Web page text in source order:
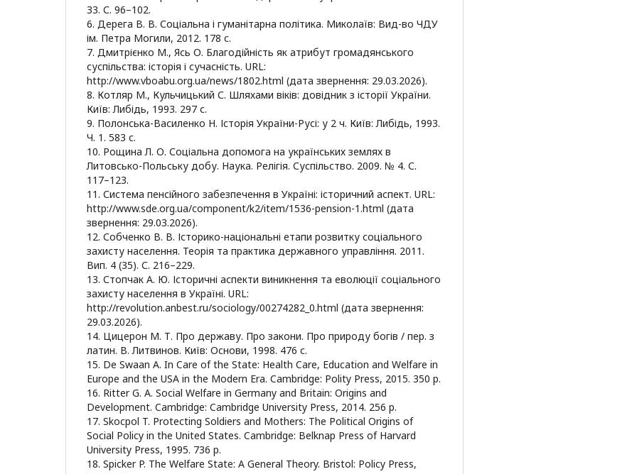
33. С. 96–102.
6. Дерега В. В. Соціальна і гуманітарна політика. Миколаїв: Вид-во ЧДУ
ім. Петра Могили, 2012. 178 с.
7. Дмитрієнко М., Ясь О. Благодійність як атрибут громадянського
суспільства: історія і сучасність. URL:
http://www.vboabu.org.ua/news/1802.html (дата звернення: 29.03.2026).
8. Котляр М., Кульчицький С. Шляхами віків: довідник з історії України.
Київ: Либідь, 1993. 297 с.
9. Полонська-Василенко Н. Історія України-Русі: у 2 ч. Київ: Либідь, 1993.
Ч. 1. 583 с.
10. Рощина Л. О. Соціальна допомога на українських землях в
Литовсько-Польську добу. Наука. Релігія. Суспільство. 2009. № 4. С.
117–123.
11. Система пенсійного забезпечення в Україні: історичний аспект. URL:
http://www.sde.org.ua/component/k2/item/1536-pension-1.html (дата
звернення: 29.03.2026).
12. Собченко В. В. Історико-національні етапи розвитку соціального
захисту населення. Теорія та практика державного управління. 2011.
Вип. 4 (35). С. 216–229.
13. Стопчак А. Ю. Історичні аспекти виникнення та еволюції соціального
захисту населення в Україні. URL:
http://revolution.anbest.ru/sociology/00274282_0.html (дата звернення:
29.03.2026).
14. Цицерон М. Т. Про державу. Про закони. Про природу богів / пер. з
латин. В. Литвинов. Київ: Основи, 1998. 476 с.
15. De Swaan A. In Care of the State: Health Care, Education and Welfare in
Europe and the USA in the Modern Era. Cambridge: Polity Press, 2015. 350 p.
16. Ritter G. A. Social Welfare in Germany and Britain: Origins and
Development. Cambridge: Cambridge University Press, 2014. 256 p.
17. Skocpol T. Protecting Soldiers and Mothers: The Political Origins of
Social Policy in the United States. Cambridge: Belknap Press of Harvard
University Press, 1995. 736 p.
18. Spicker P. The Welfare State: A General Theory. Bristol: Policy Press,